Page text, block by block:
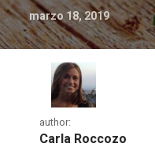
marzo 18, 2019
author:
Carla Roccozo